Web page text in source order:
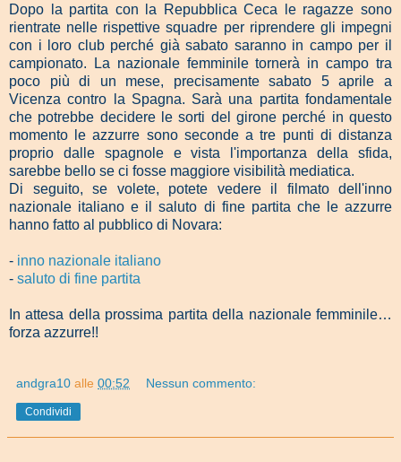
Dopo la partita con la Repubblica Ceca le ragazze sono
rientrate nelle rispettive squadre per riprendere gli impegni
con i loro club perché già sabato saranno in campo per il
campionato. La nazionale femminile tornerà in campo tra
poco più di un mese, precisamente sabato 5 aprile a
Vicenza contro la Spagna. Sarà una partita fondamentale
che potrebbe decidere le sorti del girone perché in questo
momento le azzurre sono seconde a tre punti di distanza
proprio dalle spagnole e vista l'importanza della sfida,
sarebbe bello se ci fosse maggiore visibilità mediatica.
Di seguito, se volete, potete vedere il filmato dell'inno
nazionale italiano e il saluto di fine partita che le azzurre
hanno fatto al pubblico di Novara:
- inno nazionale italiano
- saluto di fine partita
In attesa della prossima partita della nazionale femminile…
forza azzurre!!
andgra10 alle 00:52 Nessun commento:
Condividi